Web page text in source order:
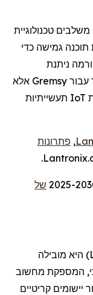
משלבים טכנולוגיית
גמישה כדי
ניתנת
עבור Gremsy אלא
IoT תעשייתיות
, פתרונות
של
) היא מובילה
המספקת מחשוב
יישומים קריטיים